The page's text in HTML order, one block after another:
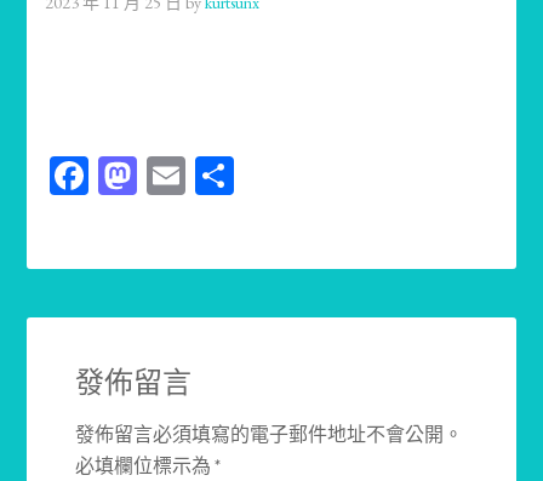
Facebook
Mastodon
Email
發佈留言
發佈留言必須填寫的電子郵件地址不會公開。
必填欄位標示為*